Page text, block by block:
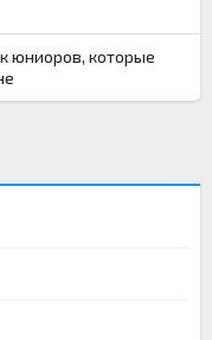
юниоров, которые